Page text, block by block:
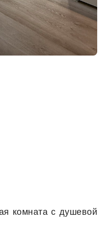
комната с душевой